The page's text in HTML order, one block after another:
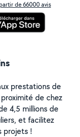
de 66000 avis
prestations de
de chez
4,5 millions de
et facilitez
projets !